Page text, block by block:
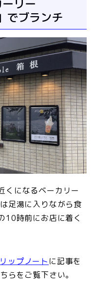
リー
でブランチ
くになるベーカリー
足湯に入りながら食
10時前にお店に着く
ップノート に記事を
らをご覧下さい。